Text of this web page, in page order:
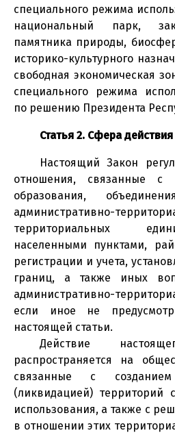
специального режима
национальный парк,
памятника природы,
историко-культурного
свободная экономическая
специального режима
по решению Президента
Статья 2. Сфера
Настоящий Закон
отношения, связанные с
образования,
административно-
территориальных
населенными пунктами,
регистрации и учета,
границ, а также иных
административно-
если иное не
настоящей статьи.
Действие
распространяется на
связанные с
(ликвидацией) территорий
использования, а также с
в отношении этих